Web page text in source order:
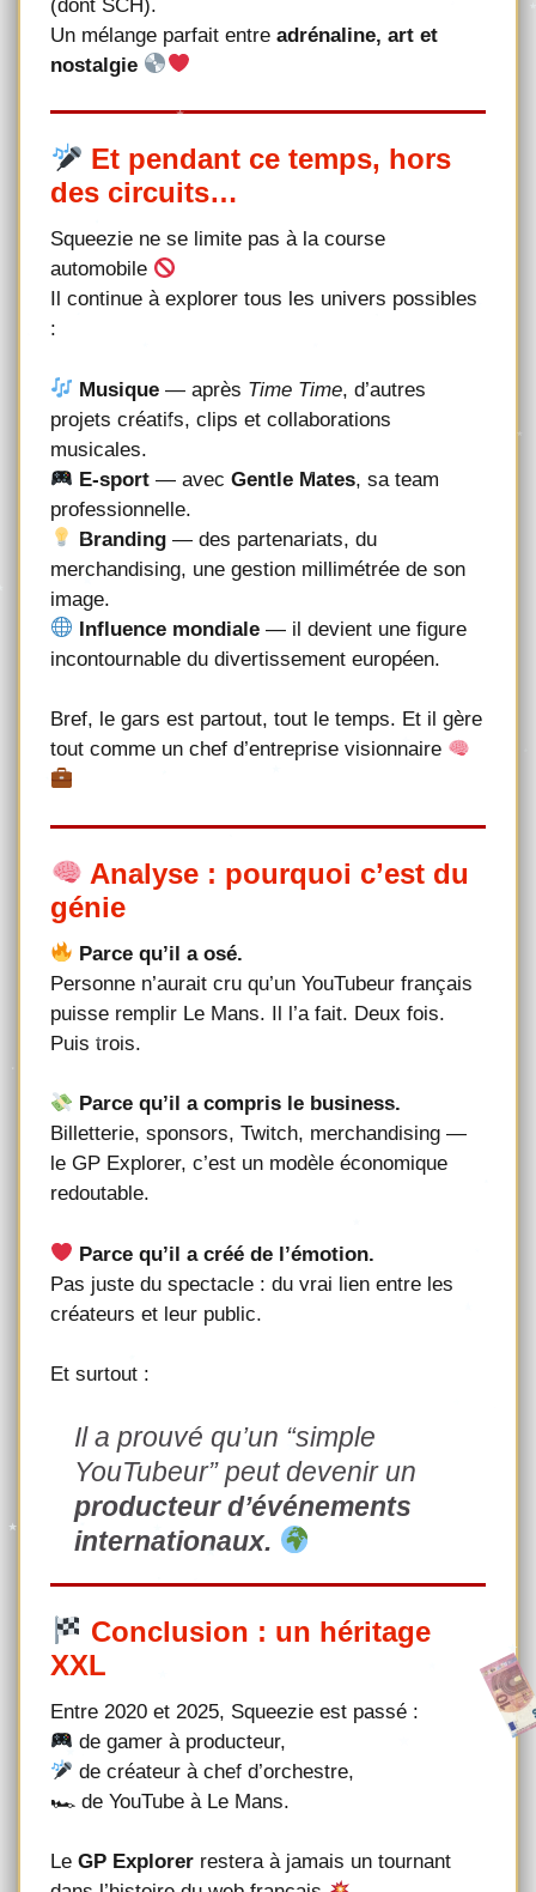
(dont SCH).
Un mélange parfait entre adrénaline, art et
nostalgie
Et pendant ce temps, hors
des circuits…
Squeezie ne se limite pas à la course
automobile
Il continue à explorer tous les univers possibles
:
Musique — après Time Time, d’autres
projets créatifs, clips et collaborations
musicales.
E-sport — avecGentle Mates, sa team
professionnelle.
Branding — des partenariats, du
merchandising, une gestion millimétrée de son
image.
Influence mondiale — il devient une figure
incontournable du divertissement européen.
Bref, le gars est partout, tout le temps. Et il gère
tout comme un chef d’entreprise visionnaire
Analyse : pourquoi c’est du
génie
Parce qu’il a osé.
Personne n’aurait cru qu’un YouTubeur français
puisse remplir Le Mans. Il l’a fait. Deux fois.
Puis trois.
Parce qu’il a compris le business.
Billetterie, sponsors, Twitch, merchandising —
le GP Explorer, c’est un modèle économique
redoutable.
Parce qu’il a créé de l’émotion.
Pas juste du spectacle : du vrai lien entre les
créateurs et leur public.
Et surtout :
Il a prouvé qu’un “simple
YouTubeur” peut devenir un
producteur d’événements
internationaux.
Conclusion : un héritage
XXL
Entre 2020 et 2025, Squeezie est passé :
de gamer à producteur,
de créateur à chef d’orchestre,
🏎 de YouTube à Le Mans.
Le GP Explorer restera à jamais un tournant